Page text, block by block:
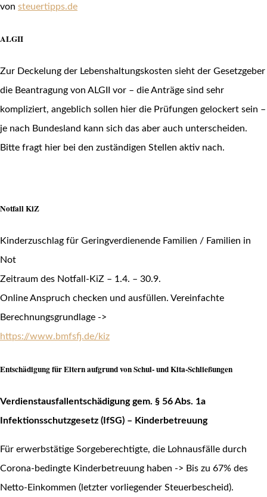
von steuertipps.de
ALGII
Zur Deckelung der Lebenshaltungskosten sieht der Gesetzgeber
die Beantragung von ALGII vor – die Anträge sind sehr
kompliziert, angeblich sollen hier die Prüfungen gelockert sein –
je nach Bundesland kann sich das aber auch unterscheiden.
Bitte fragt hier bei den zuständigen Stellen aktiv nach.
Notfall KiZ
Kinderzuschlag für Geringverdienende Familien / Familien in
Not
Zeitraum des Notfall-KiZ – 1.4. – 30.9.
Online Anspruch checken und ausfüllen. Vereinfachte
Berechnungsgrundlage ->
https://www.bmfsfj.de/kiz
Entschädigung für Eltern aufgrund von Schul- und Kita-Schließungen
Verdienstausfallentschädigung gem. § 56 Abs. 1a
Infektionsschutzgesetz (IfSG) – Kinderbetreuung
Für erwerbstätige Sorgeberechtigte, die Lohnausfälle durch
Corona-bedingte Kinderbetreuung haben -> Bis zu 67% des
Netto-Einkommen (letzter vorliegender Steuerbescheid).